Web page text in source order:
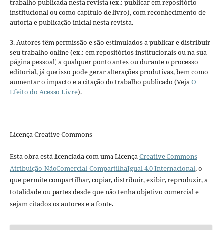
trabalho publicada nesta revista (ex.: publicar em repositório
institucional ou como capítulo de livro), com reconhecimento de
autoria e publicação inicial nesta revista.
3. Autores têm permissão e são estimulados a publicar e distribuir
seu trabalho online (ex.: em repositórios institucionais ou na sua
página pessoal) a qualquer ponto antes ou durante o processo
editorial, já que isso pode gerar alterações produtivas, bem como
aumentar o impacto e a citação do trabalho publicado (VejaO
Efeito do Acesso Livre).
Licença Creative Commons
Esta obra está licenciada com uma LicençaCreative Commons
Atribuição-NãoComercial-CompartilhaIgual 4.0 Internacional, o
que permite compartilhar, copiar, distribuir, exibir, reproduzir, a
totalidade ou partes desde que não tenha objetivo comercial e
sejam citados os autores e a fonte.